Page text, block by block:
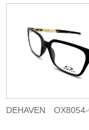
DEHAVEN